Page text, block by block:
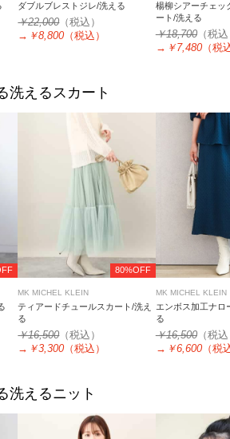
ダブルブレストジレ/洗える
￥22,000（税込）
→ ￥8,800 （税込）
楊柳シアーチェッ
ート/洗える
￥18,700（税
→ ￥7,480（税
洗えるスカート
80%OFF
MK MICHEL KLEIN
ティアードチュールスカート/洗え
る
￥16,500（税込）
→ ￥3,300 （税込）
MK MICHEL KLEIN
エンボス加工ナロ
る
￥16,500（税
→ ￥6,600（税
洗えるニット